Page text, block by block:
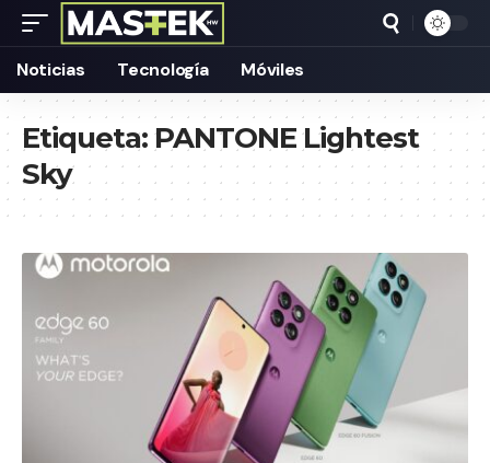
Noticias Tecnología Móviles
Etiqueta:PANTONE Lightest
Sky